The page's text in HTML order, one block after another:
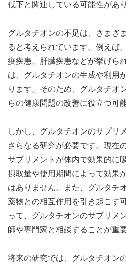
低下と関連している可能性があ
グルタチオンの不足は、さまざ
ると考えられています。例えば
疫疾患、肝臓疾患などが挙げら
は、グルタチオンの生成や利用
ります。そのため、グルタチオ
らの健康問題の改善に役立つ可
しかし、グルタチオンのサプリ
さらなる研究が必要です。現在
サプリメントが体内で効果的に
摂取量や使用期間によって効果
はありません。また、グルタチ
薬物との相互作用を引き起こす
って、グルタチオンのサプリメ
師や専門家と相談することが重
将来の研究では、グルタチオン